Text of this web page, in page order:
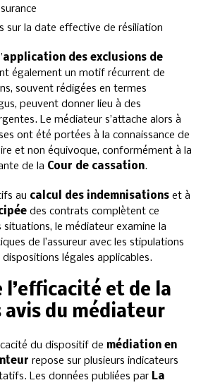
sur la date effective de résiliation
application des exclusions de
également un motif récurrent de
souvent rédigées en termes
peuvent donner lieu à des
Le médiateur s’attache alors à
ont été portées à la connaissance de
et non équivoque, conformément à la
de la Cour de cassation.
au calcul des indemnisations et à
des contrats complètent ce
situations, le médiateur examine la
de l’assureur avec les stipulations
légales applicables.
l’efficacité et de la
avis du médiateur
du dispositif de médiation en
repose sur plusieurs indicateurs
Les données publiées par La